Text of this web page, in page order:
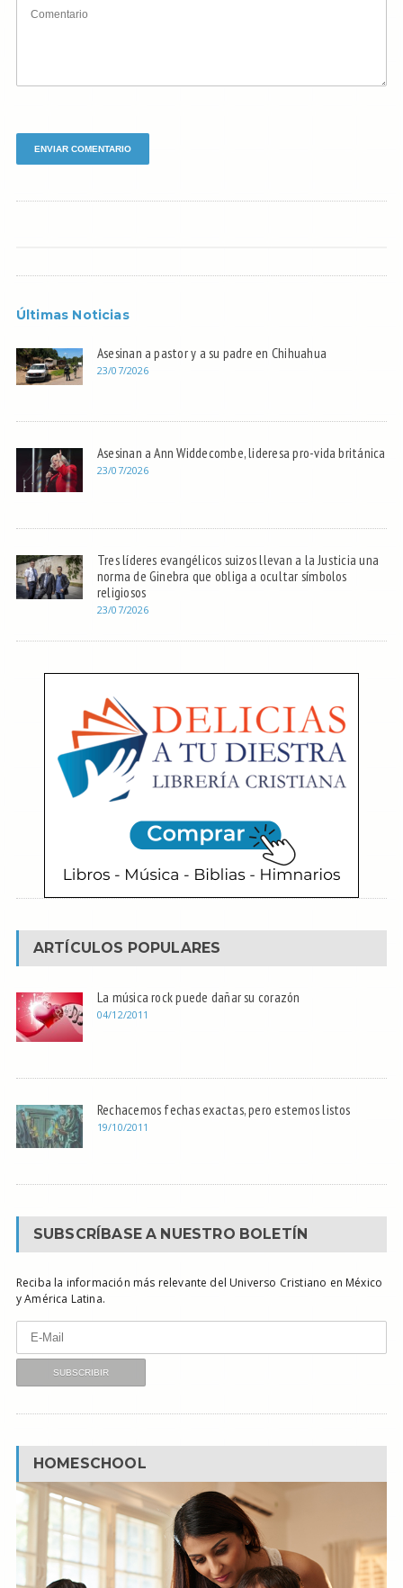
Últimas Noticias
Asesinan a pastor y a su padre en Chihuahua
23/07/2026
Asesinan a Ann Widdecombe, lideresa pro-vida británica
23/07/2026
Tres líderes evangélicos suizos llevan a la Justicia una
norma de Ginebra que obliga a ocultar símbolos
religiosos
23/07/2026
ARTÍCULOS POPULARES
La música rock puede dañar su corazón
04/12/2011
Rechacemos fechas exactas, pero estemos listos
19/10/2011
SUBSCRÍBASE A NUESTRO BOLETÍN
Reciba la información más relevante del Universo Cristiano en México
y América Latina.
HOMESCHOOL